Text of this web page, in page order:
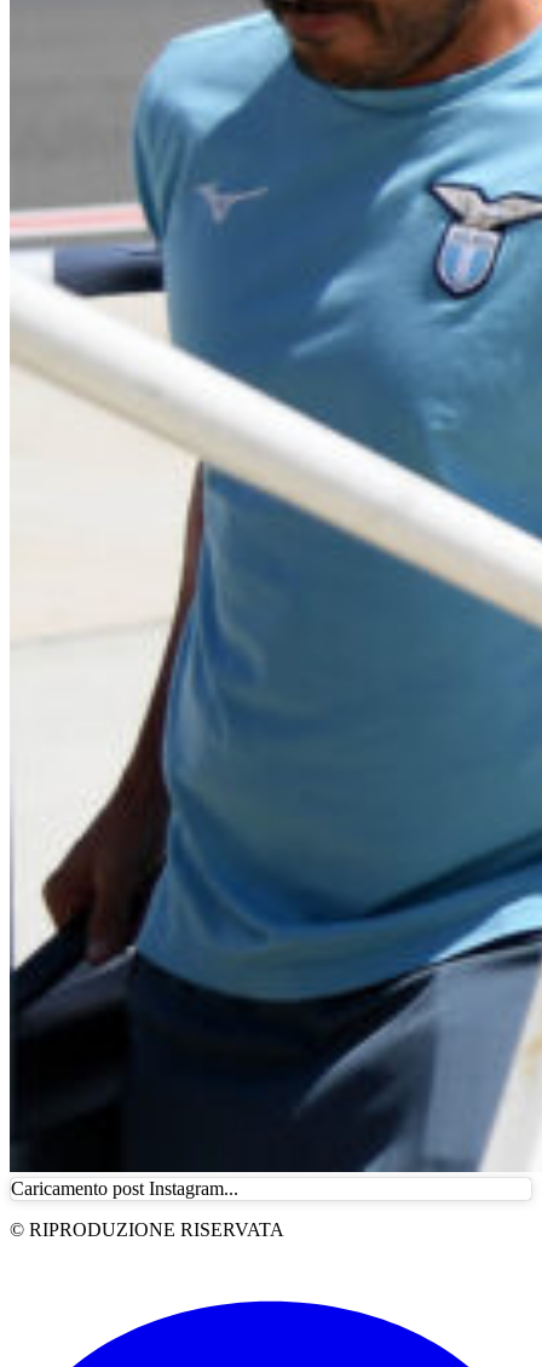
Caricamento post Instagram...
© RIPRODUZIONE RISERVATA